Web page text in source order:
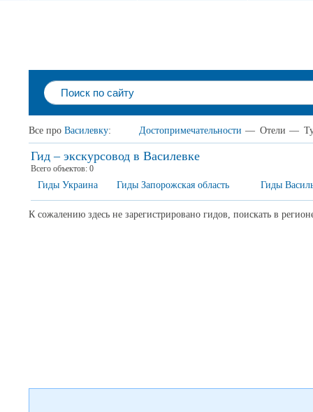
Все про Василевку: Достопримечательности — Отели —
Гид – экскурсовод в Василевке
Всего объектов: 0
Гиды Украина Гиды Запорожская область Гиды
К сожалению здесь не зарегистрировано гидов, поискать в